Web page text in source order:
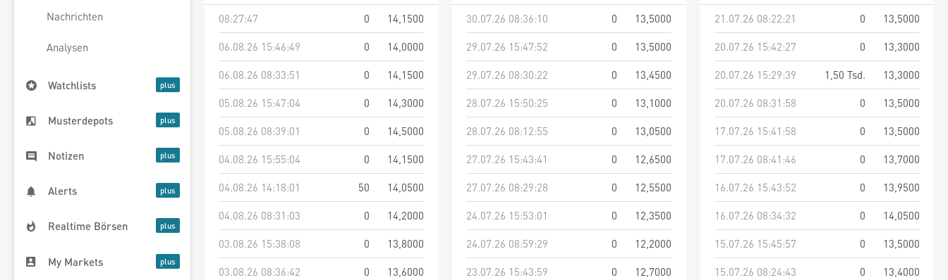
Nachrichten
Analysen
Watchlists
Musterdepots
Notizen
Alerts
Realtime Börsen
My Markets
08:27:47
0
14,1500
06.08.26 15:46:49
0
14,0000
06.08.26 08:33:51
0
14,1500
05.08.26 15:47:04
0
14,3000
05.08.26 08:39:01
0
14,5000
04.08.26 15:55:04
0
14,1500
04.08.26 14:18:01
50
14,0500
04.08.26 08:31:03
0
14,2000
03.08.26 15:38:08
0
13,8000
03.08.26 08:36:42
0
13,6000
30.07.26 08:36:10
0
13,5000
29.07.26 15:47:52
0
13,5000
29.07.26 08:30:22
0
13,4500
28.07.26 15:50:25
0
13,1000
28.07.26 08:12:55
0
13,0500
27.07.26 15:43:41
0
12,6500
27.07.26 08:29:28
0
12,5500
24.07.26 15:53:01
0
12,3500
24.07.26 08:59:29
0
12,2000
23.07.26 15:43:59
0
12,7000
21.07.26 08:22:21
0
13,5000
20.07.26 15:42:27
0
13,3000
20.07.26 15:29:39
1,50 Tsd.
13,3000
20.07.26 08:31:58
0
13,5000
17.07.26 15:41:58
0
13,5000
17.07.26 08:41:46
0
13,7000
16.07.26 15:43:52
0
13,9500
16.07.26 08:34:32
0
14,0500
15.07.26 15:45:57
0
13,5000
15.07.26 08:24:43
0
13,4000